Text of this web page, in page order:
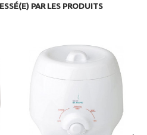
PAR LES PRODUITS